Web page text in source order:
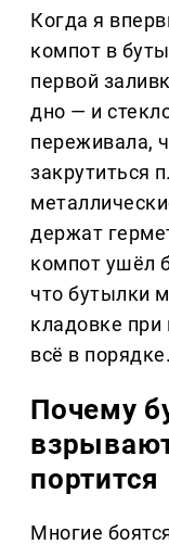
Когда я
компот в
первой
дно — и
переживала,
закрутиться
держат
компот ушёл
что бутылки
кладовке
всё в порядке.
Почему
портится
Многие